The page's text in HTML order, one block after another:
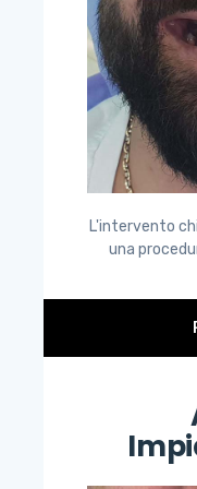
L'intervento
una